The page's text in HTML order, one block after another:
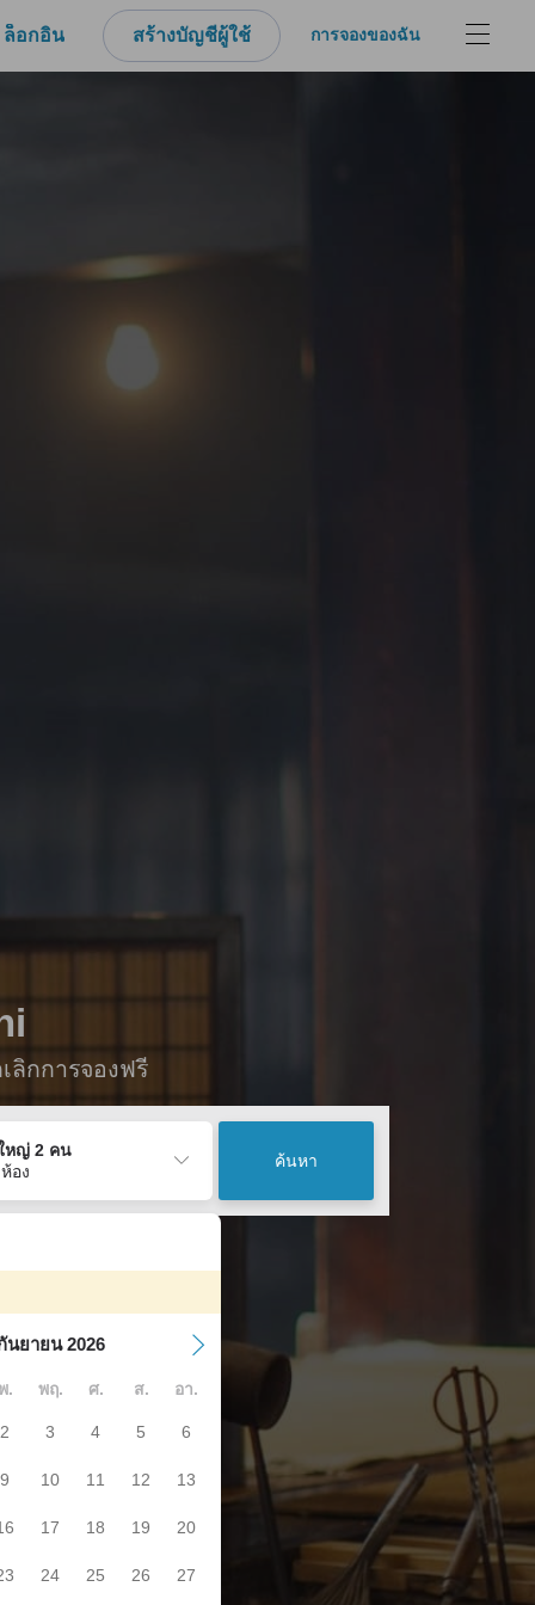
ล็อกอิน สร้างบัญชีผู้ใช้ การจองของฉัน
ลิกการจองฟรี
หญ่ 2 คน
อง
ค้นหา
นยายน 2026
. พฤ. ศ. ส. อา.
2 3 4 5 6
9 10 11 12 13
17 18 19 20
24 25 26 27